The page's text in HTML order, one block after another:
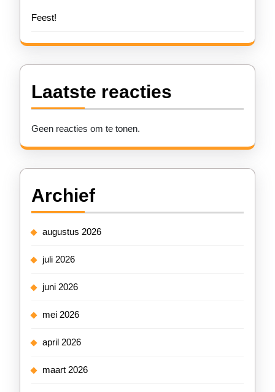
Feest!
Laatste reacties
Geen reacties om te tonen.
Archief
augustus 2026
juli 2026
juni 2026
mei 2026
april 2026
maart 2026